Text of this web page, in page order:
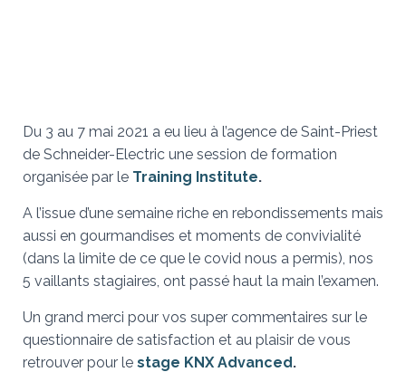
Du 3 au 7 mai 2021 a eu lieu à l’agence de Saint-Priest
de Schneider-Electric une session de formation
organisée par le Training Institute.
A l’issue d’une semaine riche en rebondissements mais
aussi en gourmandises et moments de convivialité
(dans la limite de ce que le covid nous a permis), nos
5 vaillants stagiaires, ont passé haut la main l’examen.
Un grand merci pour vos super commentaires sur le
questionnaire de satisfaction et au plaisir de vous
retrouver pour le stage KNX Advanced.